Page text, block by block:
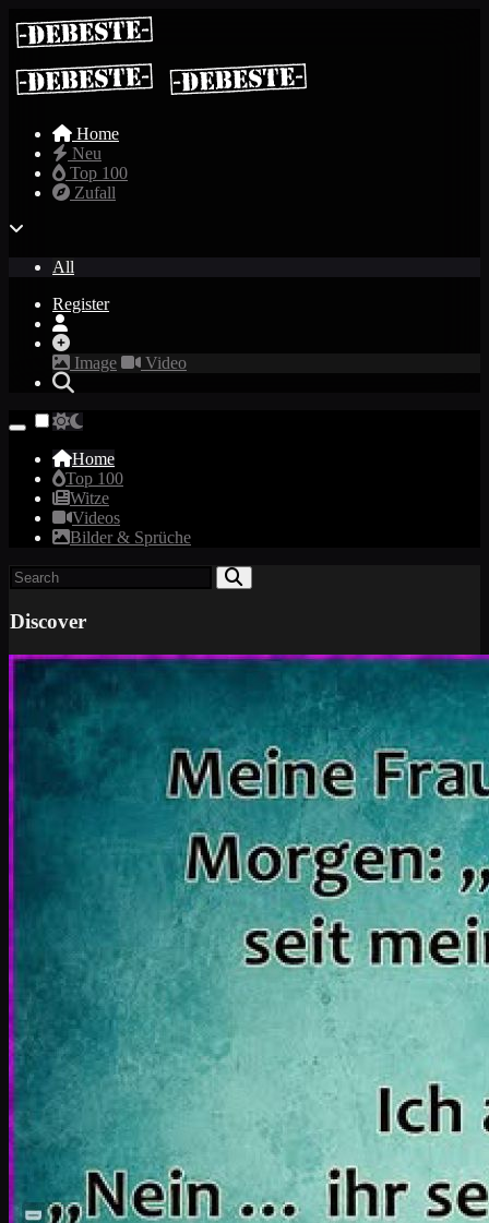
Home
Neu
Top 100
Zufall
All
Register
Image Video
Home
Top 100
Witze
Videos
Bilder & Sprüche
Discover